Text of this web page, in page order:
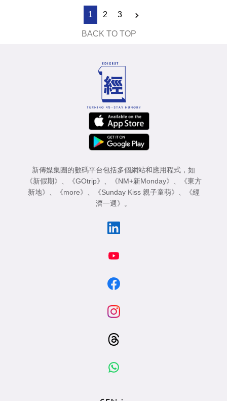
1 2 3
BACK TO TOP
新傳媒集團的數碼平台包括多個網站和應用程式，如
《新假期》 、 《GOtrip》 、 《NM+新Monday》 、
《東方
新地》 、 《more》 、 《Sunday Kiss 親子童萌》 、
《經
濟一週》 。